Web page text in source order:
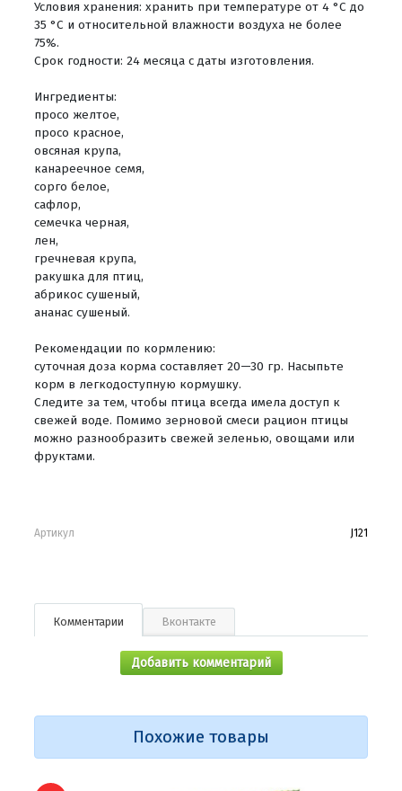
Условия хранения: хранить при температуре от 4 °C до
35 °C и относительной влажности воздуха не более
75%.
Срок годности: 24 месяца с даты изготовления.
Ингредиенты:
просо желтое,
просо красное,
овсяная крупа,
канареечное семя,
сорго белое,
сафлор,
семечка черная,
лен,
гречневая крупа,
ракушка для птиц,
абрикос сушеный,
ананас сушеный.
Рекомендации по кормлению:
суточная доза корма составляет 20—30 гр. Насыпьте
корм в легкодоступную кормушку.
Следите за тем, чтобы птица всегда имела доступ к
свежей воде. Помимо зерновой смеси рацион птицы
можно разнообразить свежей зеленью, овощами или
фруктами.
Артикул J121
Комментарии Вконтакте
Добавить комментарий
Похожие товары